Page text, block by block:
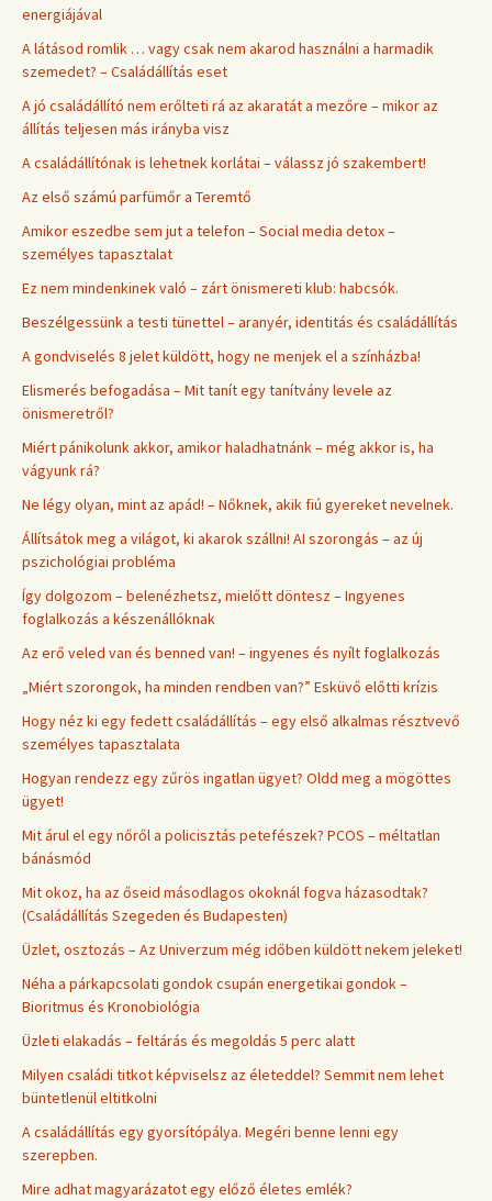
energiájával
A látásod romlik … vagy csak nem akarod használni a harmadik
szemedet? – Családállítás eset
A jó családállító nem erőlteti rá az akaratát a mezőre – mikor az
állítás teljesen más irányba visz
A családállítónak is lehetnek korlátai – válassz jó szakembert!
Az első számú parfümőr a Teremtő
Amikor eszedbe sem jut a telefon – Social media detox –
személyes tapasztalat
Ez nem mindenkinek való – zárt önismereti klub: habcsók.
Beszélgessünk a testi tünettel – aranyér, identitás és családállítás
A gondviselés 8 jelet küldött, hogy ne menjek el a színházba!
Elismerés befogadása – Mit tanít egy tanítvány levele az
önismeretről?
Miért pánikolunk akkor, amikor haladhatnánk – még akkor is, ha
vágyunk rá?
Ne légy olyan, mint az apád! – Nőknek, akik fiú gyereket nevelnek.
Állítsátok meg a világot, ki akarok szállni! AI szorongás – az új
pszichológiai probléma
Így dolgozom – belenézhetsz, mielőtt döntesz – Ingyenes
foglalkozás a készenállóknak
Az erő veled van és benned van! – ingyenes és nyílt foglalkozás
„Miért szorongok, ha minden rendben van?” Esküvő előtti krízis
Hogy néz ki egy fedett családállítás – egy első alkalmas résztvevő
személyes tapasztalata
Hogyan rendezz egy zűrös ingatlan ügyet? Oldd meg a mögöttes
ügyet!
Mit árul el egy nőről a policisztás petefészek? PCOS – méltatlan
bánásmód
Mit okoz, ha az őseid másodlagos okoknál fogva házasodtak?
(Családállítás Szegeden és Budapesten)
Üzlet, osztozás – Az Univerzum még időben küldött nekem jeleket!
Néha a párkapcsolati gondok csupán energetikai gondok –
Bioritmus és Kronobiológia
Üzleti elakadás – feltárás és megoldás 5 perc alatt
Milyen családi titkot képviselsz az életeddel? Semmit nem lehet
büntetlenül eltitkolni
A családállítás egy gyorsítópálya. Megéri benne lenni egy
szerepben.
Mire adhat magyarázatot egy előző életes emlék?